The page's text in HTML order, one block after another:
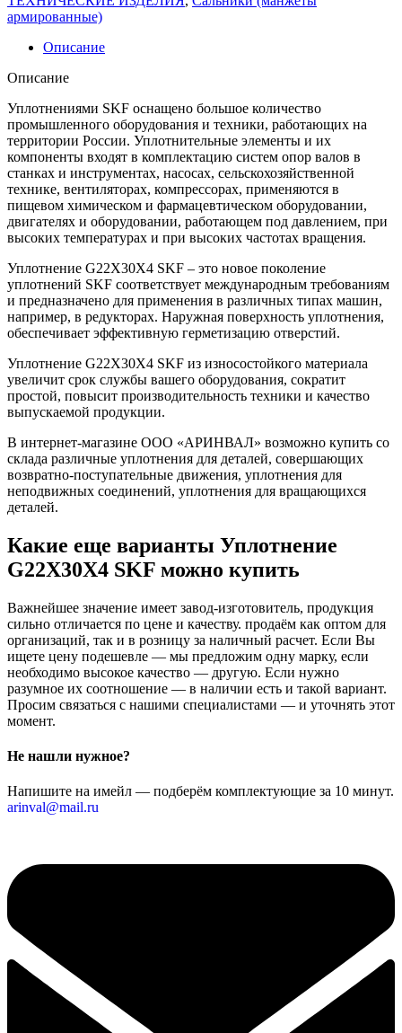
армированные)
Описание
Описание
Уплотнениями SKF оснащено большое количество
промышленного оборудования и техники, работающих на
территории России. Уплотнительные элементы и их
компоненты входят в комплектацию систем опор валов в
станках и инструментах, насосах, сельскохозяйственной
технике, вентиляторах, компрессорах, применяются в
пищевом химическом и фармацевтическом оборудовании,
двигателях и оборудовании, работающем под давлением, при
высоких температурах и при высоких частотах вращения.
Уплотнение G22X30X4 SKF – это новое поколение
уплотнений SKF соответствует международным требованиям
и предназначено для применения в различных типах машин,
например, в редукторах. Наружная поверхность уплотнения,
обеспечивает эффективную герметизацию отверстий.
Уплотнение G22X30X4 SKF из износостойкого материала
увеличит срок службы вашего оборудования, сократит
простой, повысит производительность техники и качество
выпускаемой продукции.
В интернет-магазине ООО «АРИНВАЛ» возможно купить со
склада различные уплотнения для деталей, совершающих
возвратно-поступательные движения, уплотнения для
неподвижных соединений, уплотнения для вращающихся
деталей.
Какие еще варианты Уплотнение
G22X30X4 SKF можно купить
Важнейшее значение имеет завод-изготовитель, продукция
сильно отличается по цене и качеству. продаём как оптом для
организаций, так и в розницу за наличный расчет. Если Вы
ищете цену подешевле — мы предложим одну марку, если
необходимо высокое качество — другую. Если нужно
разумное их соотношение — в наличии есть и такой вариант.
Просим связаться с нашими специалистами — и уточнять этот
момент.
Не нашли нужное?
Напишите на имейл — подберём комплектующие за 10 минут.
arinval@mail.ru